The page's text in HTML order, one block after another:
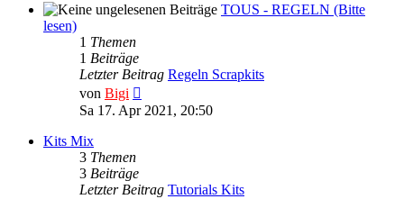
TOUS - REGELN (Bitte
lesen)
1 Themen
1 Beiträge
Letzter Beitrag Regeln Scrapkits
von Bigi
Beitrag
Sa 17. Apr 2021, 20:50
Kits Mix
3 Themen
3 Beiträge
Letzter Beitrag Tutorials Kits